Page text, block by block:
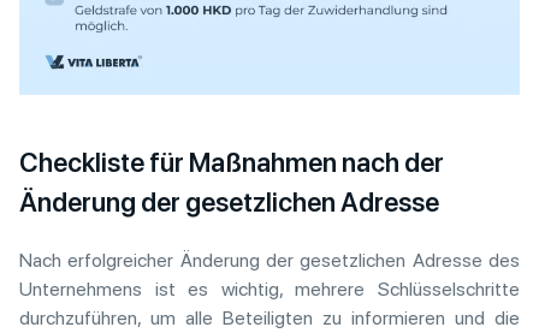
Checkliste für Maßnahmen nach der
Änderung der gesetzlichen Adresse
Nach erfolgreicher Änderung der gesetzlichen Adresse des
Unternehmens ist es wichtig, mehrere Schlüsselschritte
durchzuführen, um alle Beteiligten zu informieren und die